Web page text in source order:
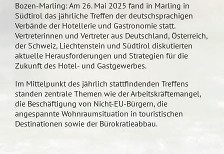
Bozen-Marling: Am 26. Mai 2025 fand in Marling in
Südtirol das jährliche Treffen der deutschsprachigen
Verbände der Hotellerie und Gastronomie statt.
Vertreterinnen und Vertreter aus Deutschland, Österreich,
der Schweiz, Liechtenstein und Südtirol diskutierten
aktuelle Herausforderungen und Strategien für die
Zukunft des Hotel- und Gastgewerbes.
Im Mittelpunkt des jährlich stattfindenden Treffens
standen zentrale Themen wie der Arbeitskräftemangel,
die Beschäftigung von Nicht-EU-Bürgern, die
angespannte Wohnraumsituation in touristischen
Destinationen sowie der Bürokratieabbau.